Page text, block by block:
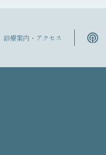
診療案内・アクセス